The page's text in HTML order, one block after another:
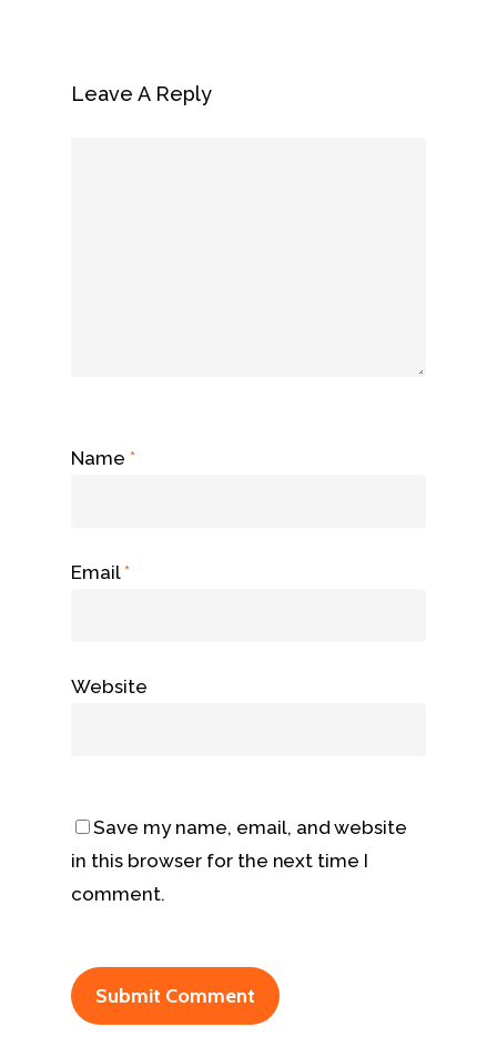
Leave A Reply
Name *
Email*
Website
Save my name, email, and website
in this browser for the next time I
comment.